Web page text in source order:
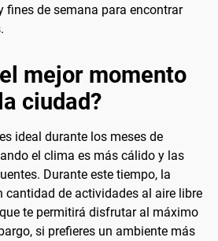
fines de semana para encontrar
mejor momento
ciudad?
ideal durante los meses de
el clima es más cálido y las
Durante este tiempo, la
cantidad de actividades al aire libre
te permitirá disfrutar al máximo
si prefieres un ambiente más